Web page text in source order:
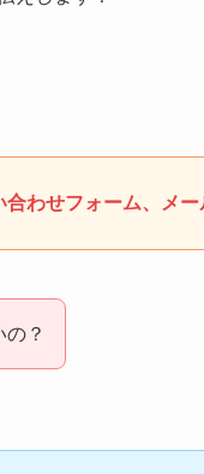
合わせフォーム、メ
？